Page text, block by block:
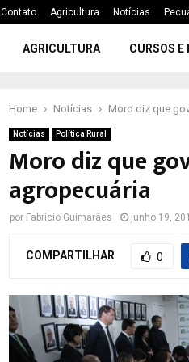
Contato Agricultura Notícias
AGRICULTURA CURSOS E
Home Notícias Moro diz que
Notícias Política Rural
Moro diz que
agropecuária
por Fabrício Guimarães junho 19,
COMPARTILHAR 0